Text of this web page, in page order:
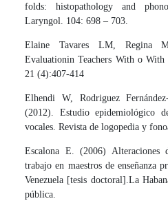
folds: histopathology and
Laryngol. 104: 698 – 703.
Elaine Tavares LM, Regina
Evaluationin Teachers With o With
21 (4):407-414
Elhendi W, Rodriguez
(2012). Estudio epidemiológico
vocales. Revista de logopedia y
Escalona E. (2006)
trabajo en maestros de enseñanza
Venezuela [tesis doctoral].La
pública.